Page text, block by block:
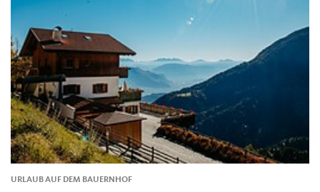
URLAUB AUF DEM BAUERNHOF